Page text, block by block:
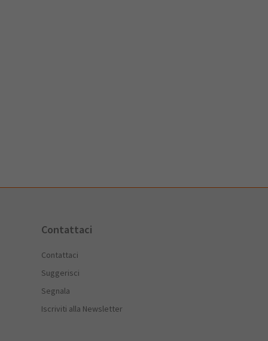
Contattaci
Contattaci
Suggerisci
Segnala
Iscriviti alla Newsletter